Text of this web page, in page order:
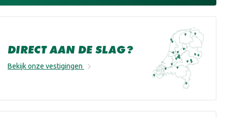
DIRECT AAN DE SLAG?
Bekijk onze vestigingen